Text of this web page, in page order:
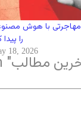
با هوش
را
18, 2026